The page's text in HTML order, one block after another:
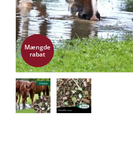
Mængde
rabat